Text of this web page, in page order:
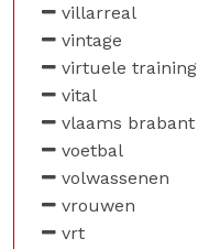
villarreal
vintage
virtuele training
vital
vlaams brabant
voetbal
volwassenen
vrouwen
vrt